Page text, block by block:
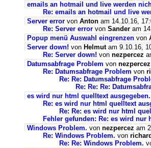
emails an hotmail und live werden
Re: emails an hotmail und live
Server error von Anton am 14.10.16,
Re: Server error von Sander am
Popup menü Auswahl eingrenzen von
Server down! von Helmutam 9.10.16,
Re: Server down! von nezpercez
Datumsabfrage Problem von nezpercez
Re: Datumsabfrage Problem von
Re: Re: Datumsabfrage
Re: Re: Re:
es wird nur html quelltext ausgegeben.
Re: es wird nur html quelltext
Re: Re: es wird nur html
Fehler gefunden: Re: es wird nur
Windows Problem. von nezpercez am
Re: Windows Problem. von richard
Re: Re: Windows Problem.